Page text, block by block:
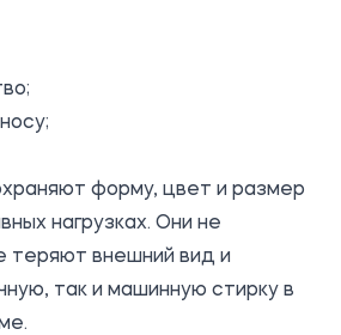
форму, цвет и размер
нагрузках. Они не
теряют внешний вид и
так и машинную стирку в